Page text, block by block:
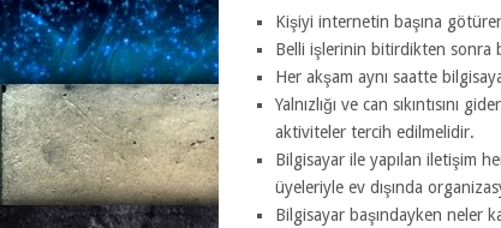
Kişiyi internetin başına
Belli işlerinin bitirdikten sonra
Her akşam aynı saatte
Yalnızlığı ve can
aktiviteler tercih edilmelidir.
Bilgisayar ile yapılan iletişim
üyeleriyle ev dışında
Bilgisayar başındayken neler